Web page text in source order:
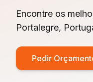
Encontre os
Portalegre,
Pedir